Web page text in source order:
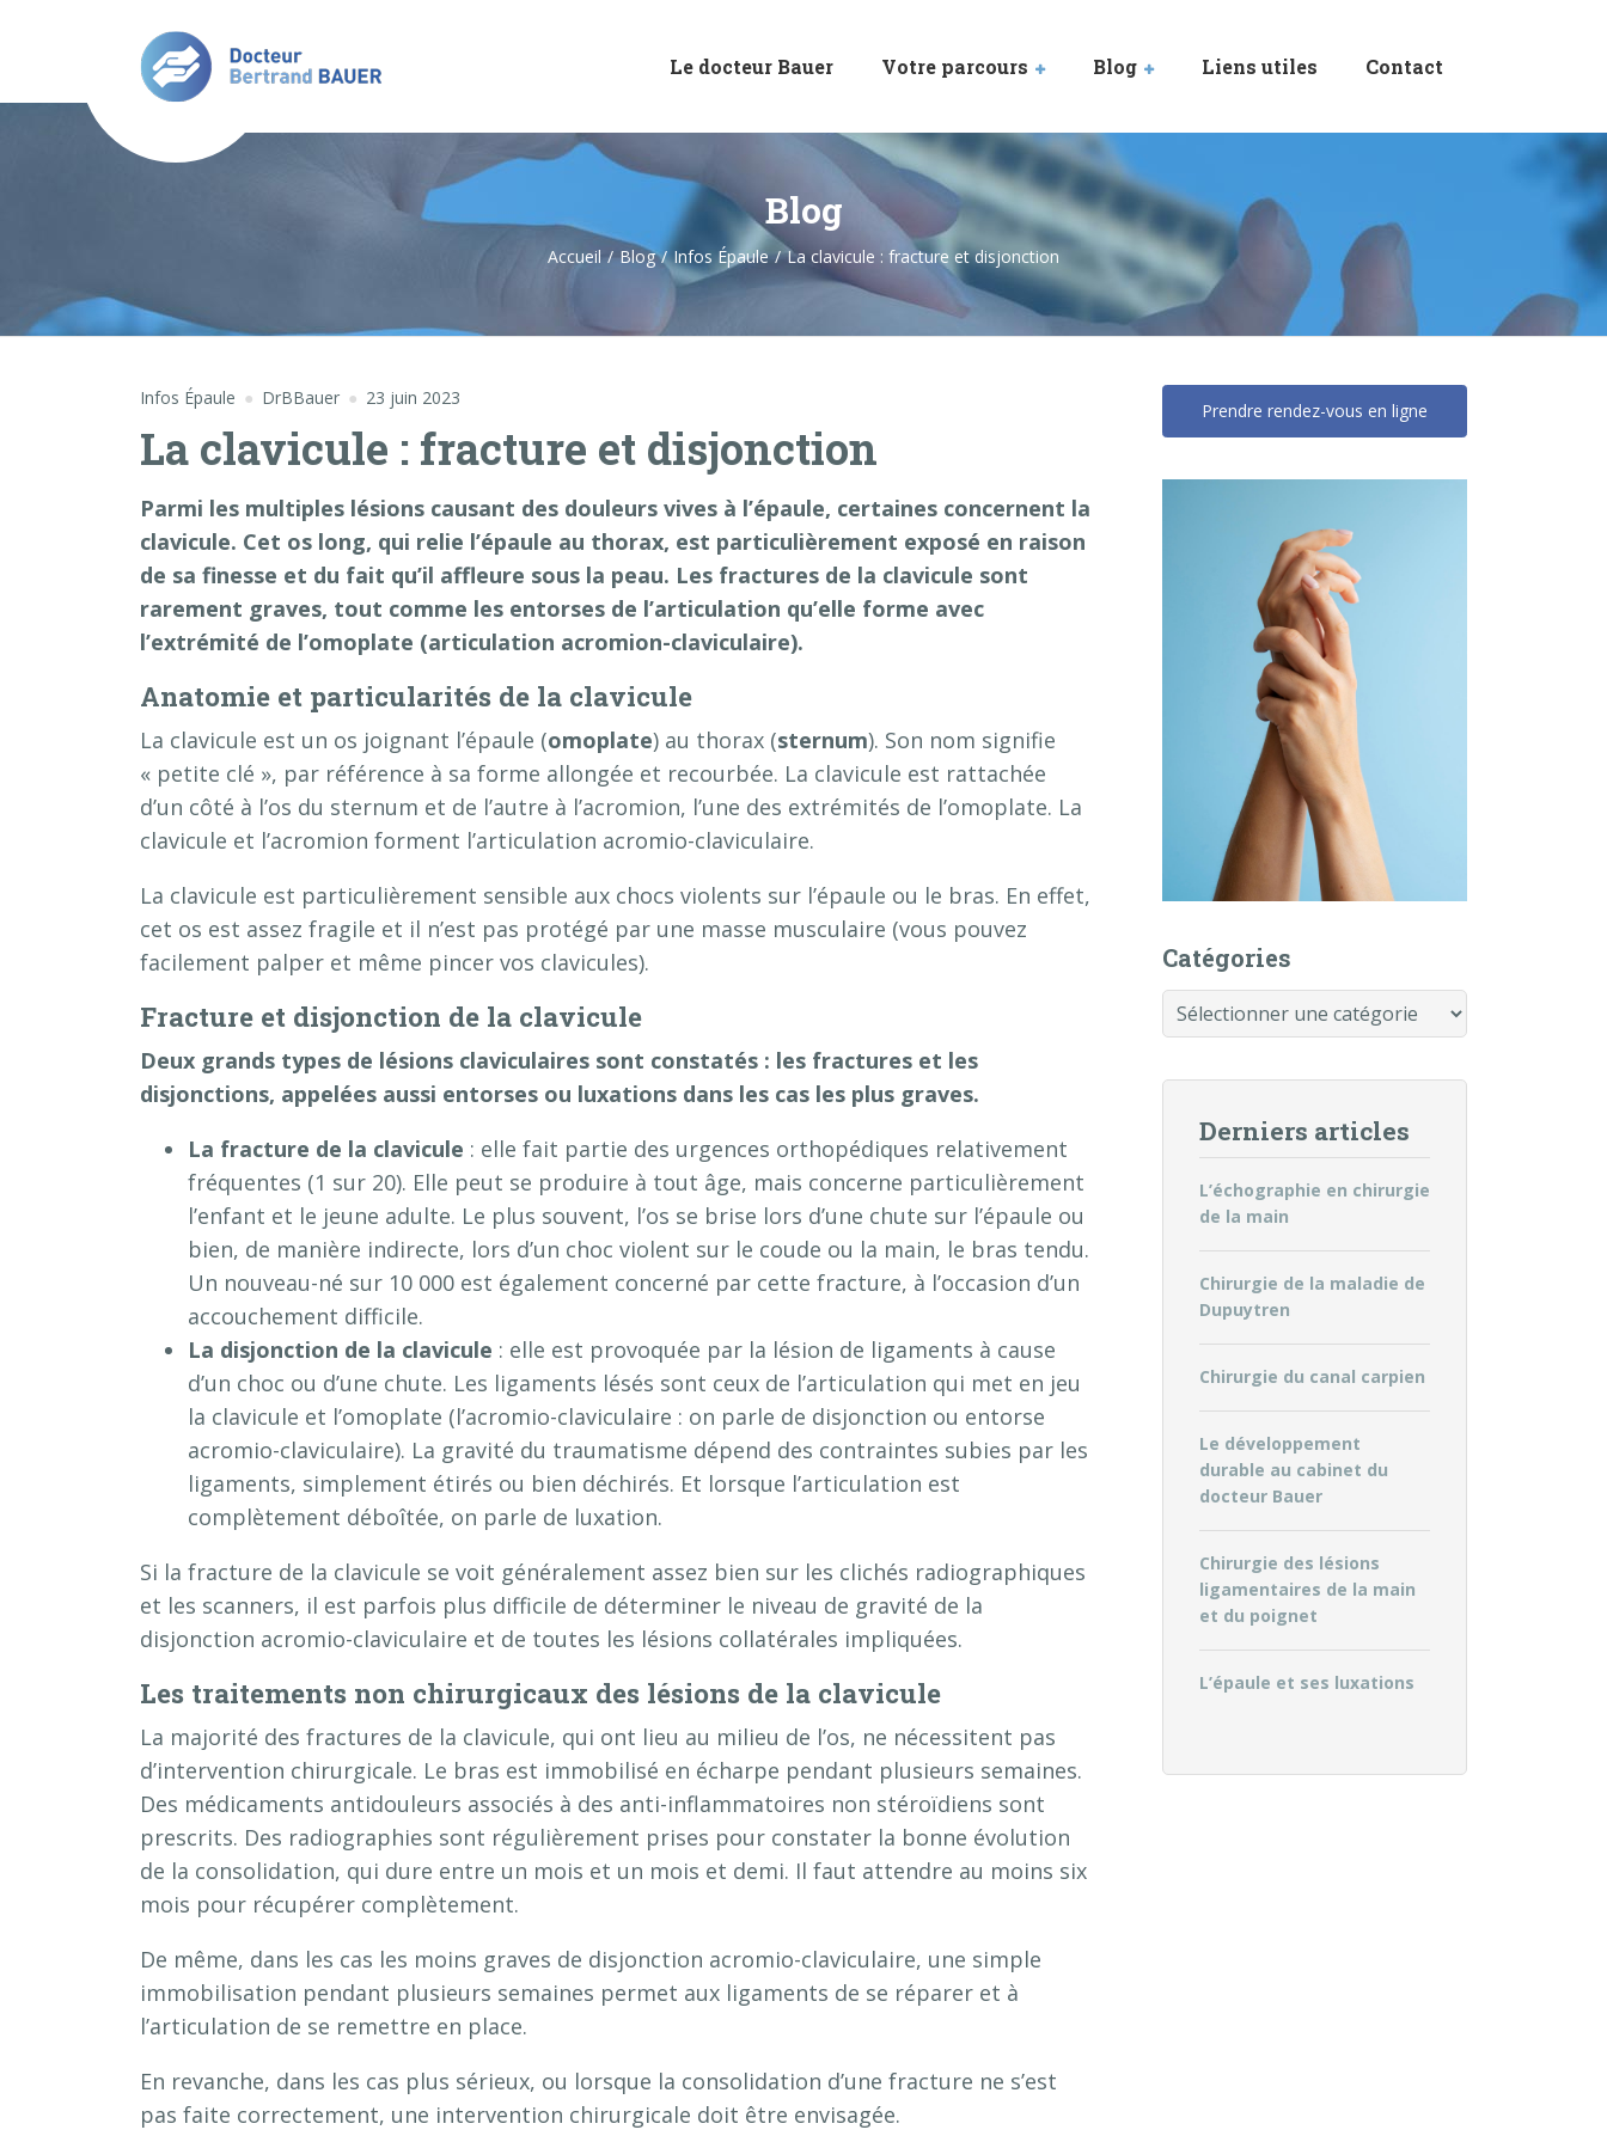
Le docteur Bauer Votre parcours Blog Liens utiles Contact
Blog
Accueil Blog Infos Épaule La clavicule : fracture et disjonction
Infos Épaule DrBBauer 23 juin 2023
La clavicule : fracture et disjonction
Parmi les multiples lésions causant des douleurs vives à l’épaule, certaines concernent la
clavicule. Cet os long, qui relie l’épaule au thorax, est particulièrement exposé en raison
de sa finesse et du fait qu’il affleure sous la peau. Les fractures de la clavicule sont
rarement graves, tout comme les entorses de l’articulation qu’elle forme avec
l’extrémité de l’omoplate (articulation acromion-claviculaire).
Anatomie et particularités de la clavicule
La clavicule est un os joignant l’épaule (omoplate) au thorax (sternum). Son nom signifie
« petite clé », par référence à sa forme allongée et recourbée. La clavicule est rattachée
d’un côté à l’os du sternum et de l’autre à l’acromion, l’une des extrémités de l’omoplate. La
clavicule et l’acromion forment l’articulation acromio-claviculaire.
La clavicule est particulièrement sensible aux chocs violents sur l’épaule ou le bras. En effet,
cet os est assez fragile et il n’est pas protégé par une masse musculaire (vous pouvez
facilement palper et même pincer vos clavicules).
Fracture et disjonction de la clavicule
Deux grands types de lésions claviculaires sont constatés : les fractures et les
disjonctions, appelées aussi entorses ou luxations dans les cas les plus graves.
La fracture de la clavicule : elle fait partie des urgences orthopédiques relativement
fréquentes (1 sur 20). Elle peut se produire à tout âge, mais concerne particulièrement
l’enfant et le jeune adulte. Le plus souvent, l’os se brise lors d’une chute sur l’épaule ou
bien, de manière indirecte, lors d’un choc violent sur le coude ou la main, le bras tendu.
Un nouveau-né sur 10 000 est également concerné par cette fracture, à l’occasion d’un
accouchement difficile.
La disjonction de la clavicule : elle est provoquée par la lésion de ligaments à cause
d’un choc ou d’une chute. Les ligaments lésés sont ceux de l’articulation qui met en jeu
la clavicule et l’omoplate (l’acromio-claviculaire : on parle de disjonction ou entorse
acromio-claviculaire). La gravité du traumatisme dépend des contraintes subies par les
ligaments, simplement étirés ou bien déchirés. Et lorsque l’articulation est
complètement déboîtée, on parle de luxation.
Si la fracture de la clavicule se voit généralement assez bien sur les clichés radiographiques
et les scanners, il est parfois plus difficile de déterminer le niveau de gravité de la
disjonction acromio-claviculaire et de toutes les lésions collatérales impliquées.
Les traitements non chirurgicaux des lésions de la clavicule
La majorité des fractures de la clavicule, qui ont lieu au milieu de l’os, ne nécessitent pas
d’intervention chirurgicale. Le bras est immobilisé en écharpe pendant plusieurs semaines.
Des médicaments antidouleurs associés à des anti-inflammatoires non stéroïdiens sont
prescrits. Des radiographies sont régulièrement prises pour constater la bonne évolution
de la consolidation, qui dure entre un mois et un mois et demi. Il faut attendre au moins six
mois pour récupérer complètement.
De même, dans les cas les moins graves de disjonction acromio-claviculaire, une simple
immobilisation pendant plusieurs semaines permet aux ligaments de se réparer et à
l’articulation de se remettre en place.
En revanche, dans les cas plus sérieux, ou lorsque la consolidation d’une fracture ne s’est
pas faite correctement, une intervention chirurgicale doit être envisagée.
Prendre rendez-vous en ligne
Catégories
Catégories
Derniers articles
L’échographie en chirurgie
de la main
Chirurgie de la maladie de
Dupuytren
Chirurgie du canal carpien
Le développement
durable au cabinet du
docteur Bauer
Chirurgie des lésions
ligamentaires de la main
et du poignet
L’épaule et ses luxations